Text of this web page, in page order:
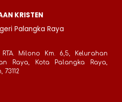
KRISTEN
Palangka Raya
Milono Km. 6,5, Kelurahan
Raya, Kota Palangka Raya,